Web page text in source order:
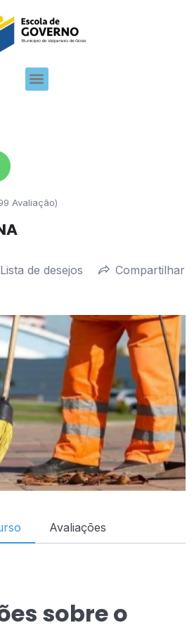
Avaliação)
Lista de desejos Compartilhar
Avaliações
sobre o